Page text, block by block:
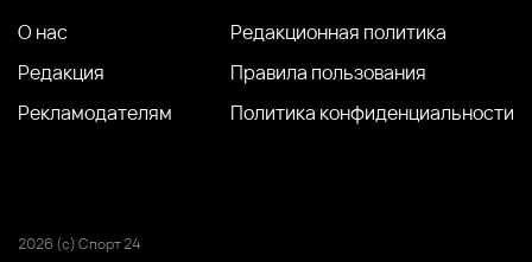
О нас
Редакция
Рекламодателям
Редакционная политика
Правила пользования
Политика конфиденциальности
2026 (с) Спорт 24